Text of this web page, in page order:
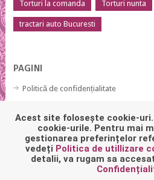
Torturi la comanda Torturi nunta
tractari auto Bucuresti
PAGINI
Politică de confidențialitate
Acest site folosește cookie-
cookie-urile. Pentru mai
gestionarea preferințelor
vedeți Politica de utillizare
detalii, va rugam sa